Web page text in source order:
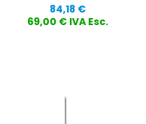
Prezzo
84,18 €
69,00 € IVA Esc.